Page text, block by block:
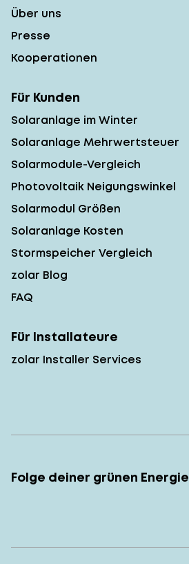
Über uns
Presse
Kooperationen
Für Kunden
Solaranlage im Winter
Solaranlage Mehrwertsteuer
Solarmodule-Vergleich
Photovoltaik Neigungswinkel
Solarmodul Größen
Solaranlage Kosten
Stormspeicher Vergleich
zolar Blog
FAQ
Für Installateure
zolar Installer Services
Folge deiner grünen Energie